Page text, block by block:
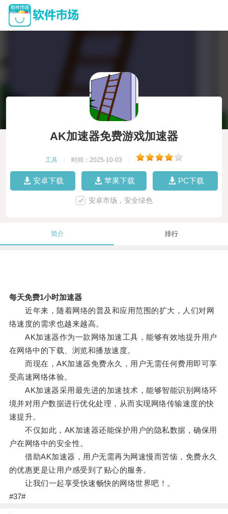
AK加速器免费游戏加速器
工具 时间：2025-10-03
安卓下载 苹果下载 PC下载
安卓市场，安全绿色
简介 排行
每天免费1小时加速器
近年来，随着网络的普及和应用范围的扩大，人们对网
络速度的需求也越来越高。
AK加速器作为一款网络加速工具，能够有效地提升用户
在网络中的下载、浏览和播放速度。
而现在，AK加速器免费永久，用户无需任何费用即可享
受高速网络体验。
AK加速器采用最先进的加速技术，能够智能识别网络环
境并对用户数据进行优化处理，从而实现网络传输速度的快
速提升。
不仅如此，AK加速器还能保护用户的隐私数据，确保用
户在网络中的安全性。
借助AK加速器，用户无需再为网速慢而苦恼，免费永久
的优惠更是让用户感受到了贴心的服务。
让我们一起享受快速畅快的网络世界吧！。
#37#